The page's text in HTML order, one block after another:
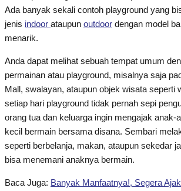
Ada banyak sekali contoh playground yang
jenis indoor ataupun outdoor dengan model
menarik.
Anda dapat melihat sebuah tempat umum
permainan atau playground, misalnya saja
Mall, swalayan, ataupun objek wisata seperti
setiap hari playground tidak pernah sepi
orang tua dan keluarga ingin mengajak anak-
kecil bermain bersama disana. Sembari
seperti berbelanja, makan, ataupun sekedar
bisa menemani anaknya bermain.
Baca Juga: Banyak Manfaatnya!, Segera